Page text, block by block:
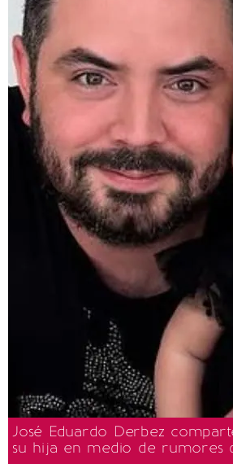
José Eduardo Derbez
su hija en medio de rumores